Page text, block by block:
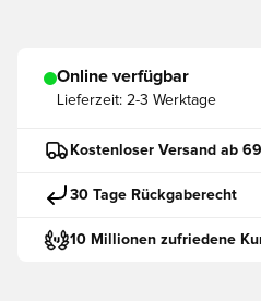
Online verfügbar
Lieferzeit: 2-3 Werktage
Kostenloser Versand ab
30 Tage Rückgaberecht
10 Millionen zufriedene